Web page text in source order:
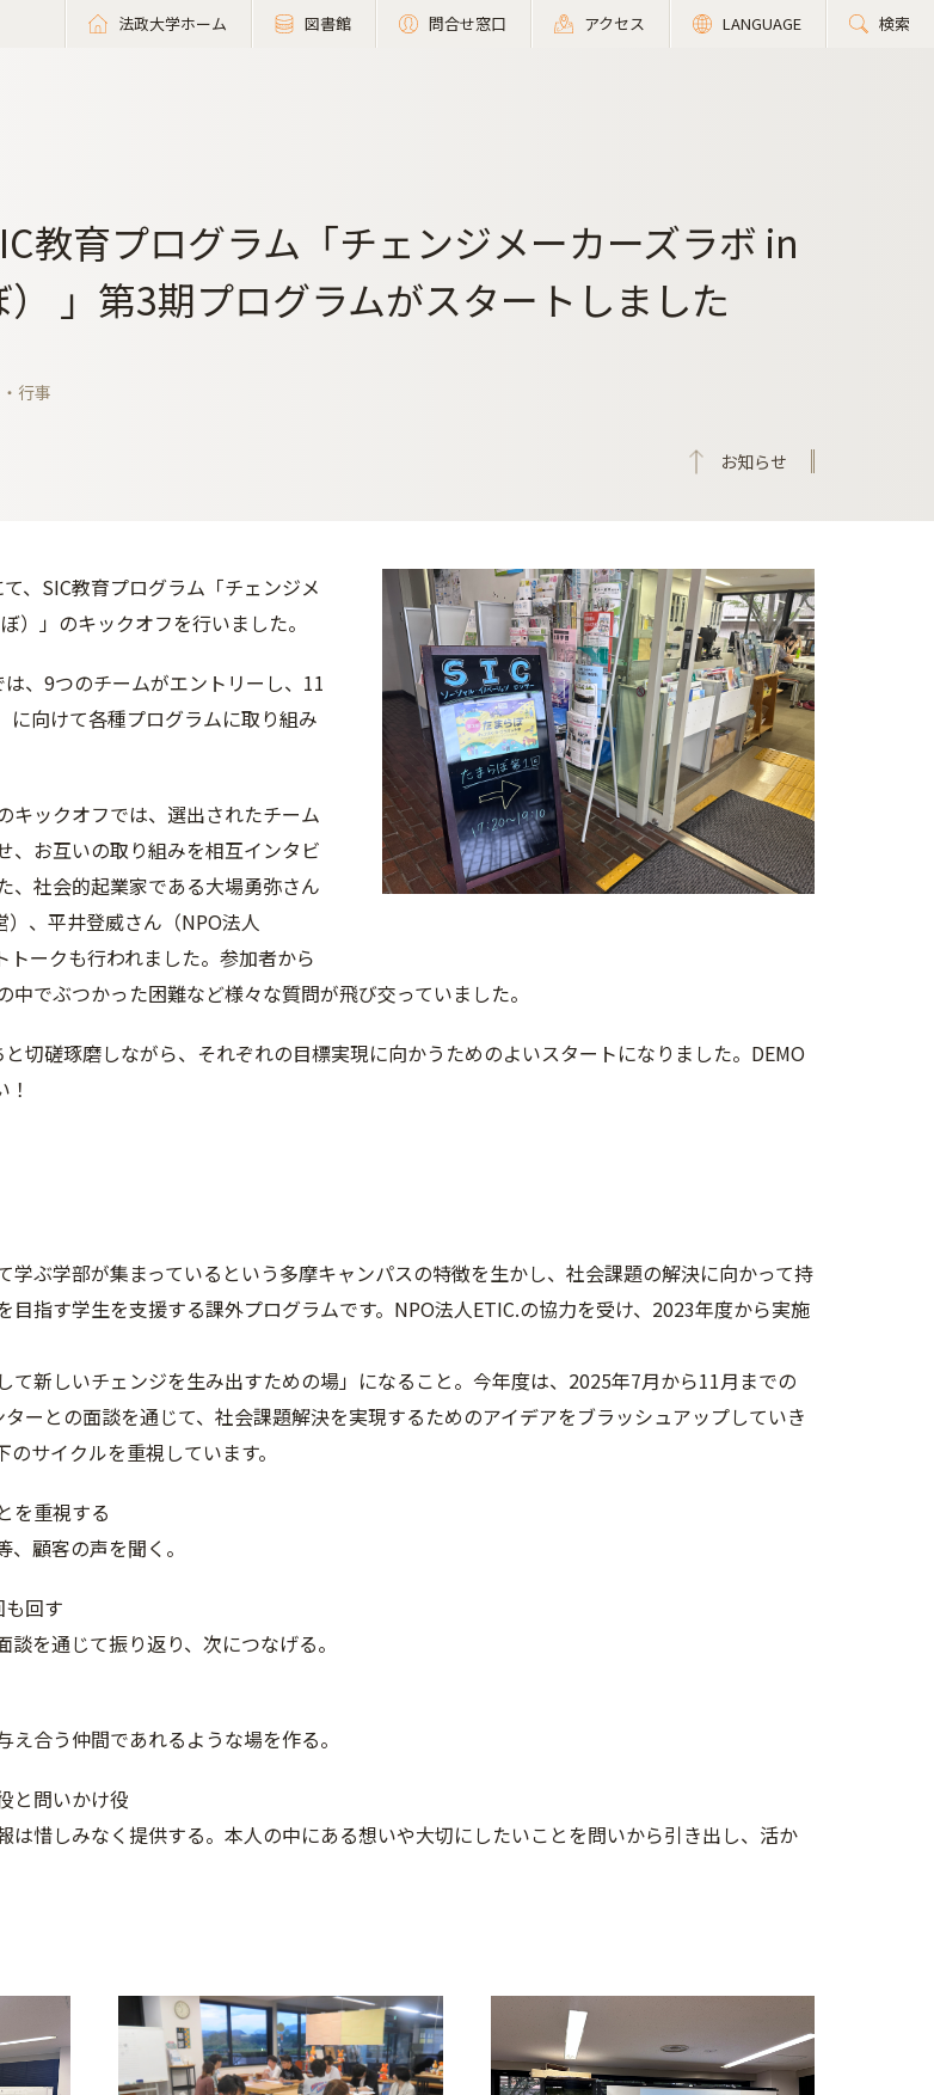
法政大学ホーム 図書館 問合せ窓口 アクセス LANGUAGE 検索
教育プログラム「チェンジメーカーズラボ in
」第3期プログラムがスタートしました
行事
お知らせ
、SIC教育プログラム「チェンジメ
）」のキックオフを行いました。
、9つのチームがエントリーし、11
に向けて各種プログラムに取り組み
キックオフでは、選出されたチーム
、お互いの取り組みを相互インタビ
、社会的起業家である大場勇弥さん
）、平井登威さん（NPO法人
ークも行われました。参加者から
でぶつかった困難など様々な質問が飛び交っていました。
切磋琢磨しながら、それぞれの目標実現に向かうためのよいスタートになりました。DEMO
学ぶ学部が集まっているという多摩キャンパスの特徴を生かし、社会課題の解決に向かって持
目指す学生を支援する課外プログラムです。NPO法人ETIC.の協力を受け、2023年度から実施
て新しいチェンジを生み出すための場」になること。今年度は、2025年7月から11月までの
ーとの面談を通じて、社会課題解決を実現するためのアイデアをブラッシュアップしていき
サイクルを重視しています。
を重視する
顧客の声を聞く。
も回す
を通じて振り返り、次につなげる。
合う仲間であれるような場を作る。
と問いかけ役
惜しみなく提供する。本人の中にある想いや大切にしたいことを問いから引き出し、活か